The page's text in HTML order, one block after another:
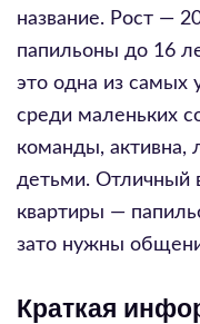
название. Рост —
папильоны до 16
это одна из самых
среди маленьких
команды, активна,
детьми. Отличный
квартиры —
зато нужны
Краткая